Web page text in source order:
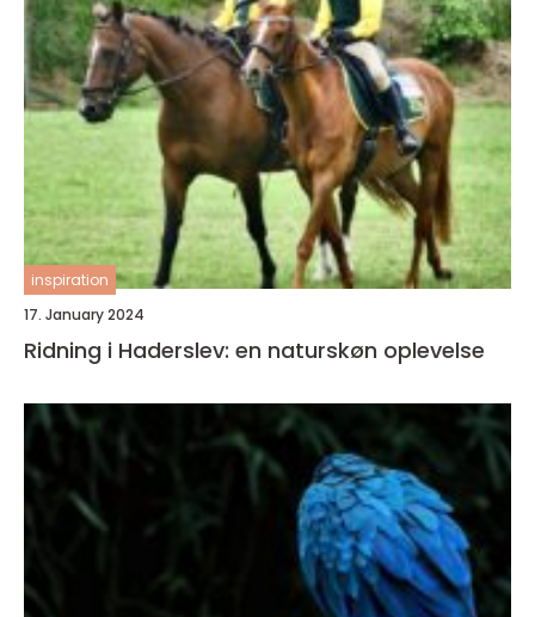
inspiration
17. January 2024
Ridning i Haderslev: en naturskøn oplevelse